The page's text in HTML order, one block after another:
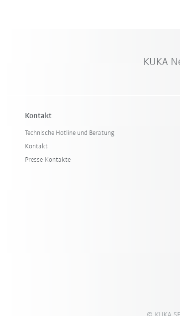
KUKA
Kontakt
Technische Hotline und Beratung
Kontakt
Presse-Kontakte